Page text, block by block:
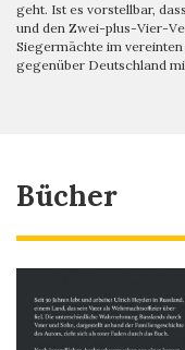
geht. Ist es vorstellbar,
und den Zwei-plus-Vier-
Siegermächte im
gegenüber Deutschland
Bücher